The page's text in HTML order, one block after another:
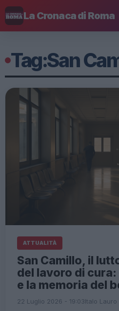
La Cronaca di Roma
Tag:San
ATTUALITÀ
San Camillo, il
del lavoro di cura:
e la memoria del
22 Luglio 2026 - 19:03Italo Lauro